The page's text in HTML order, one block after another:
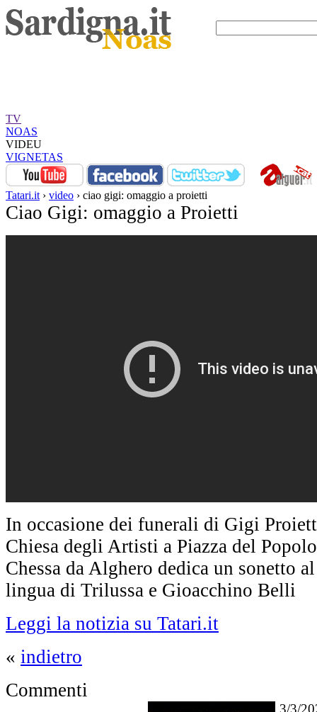
TV
NOAS
VIDEU
VIGNETAS
Tatari.it › video › ciao gigi: omaggio a proietti
Ciao Gigi: omaggio a Proietti
In occasione dei funerali di Gigi
Chiesa degli Artisti a Piazza del
Chessa da Alghero dedica un sonetto
lingua di Trilussa e Gioacchino Belli
Leggi la notizia su Tatari.it
« indietro
Commenti
3/3/